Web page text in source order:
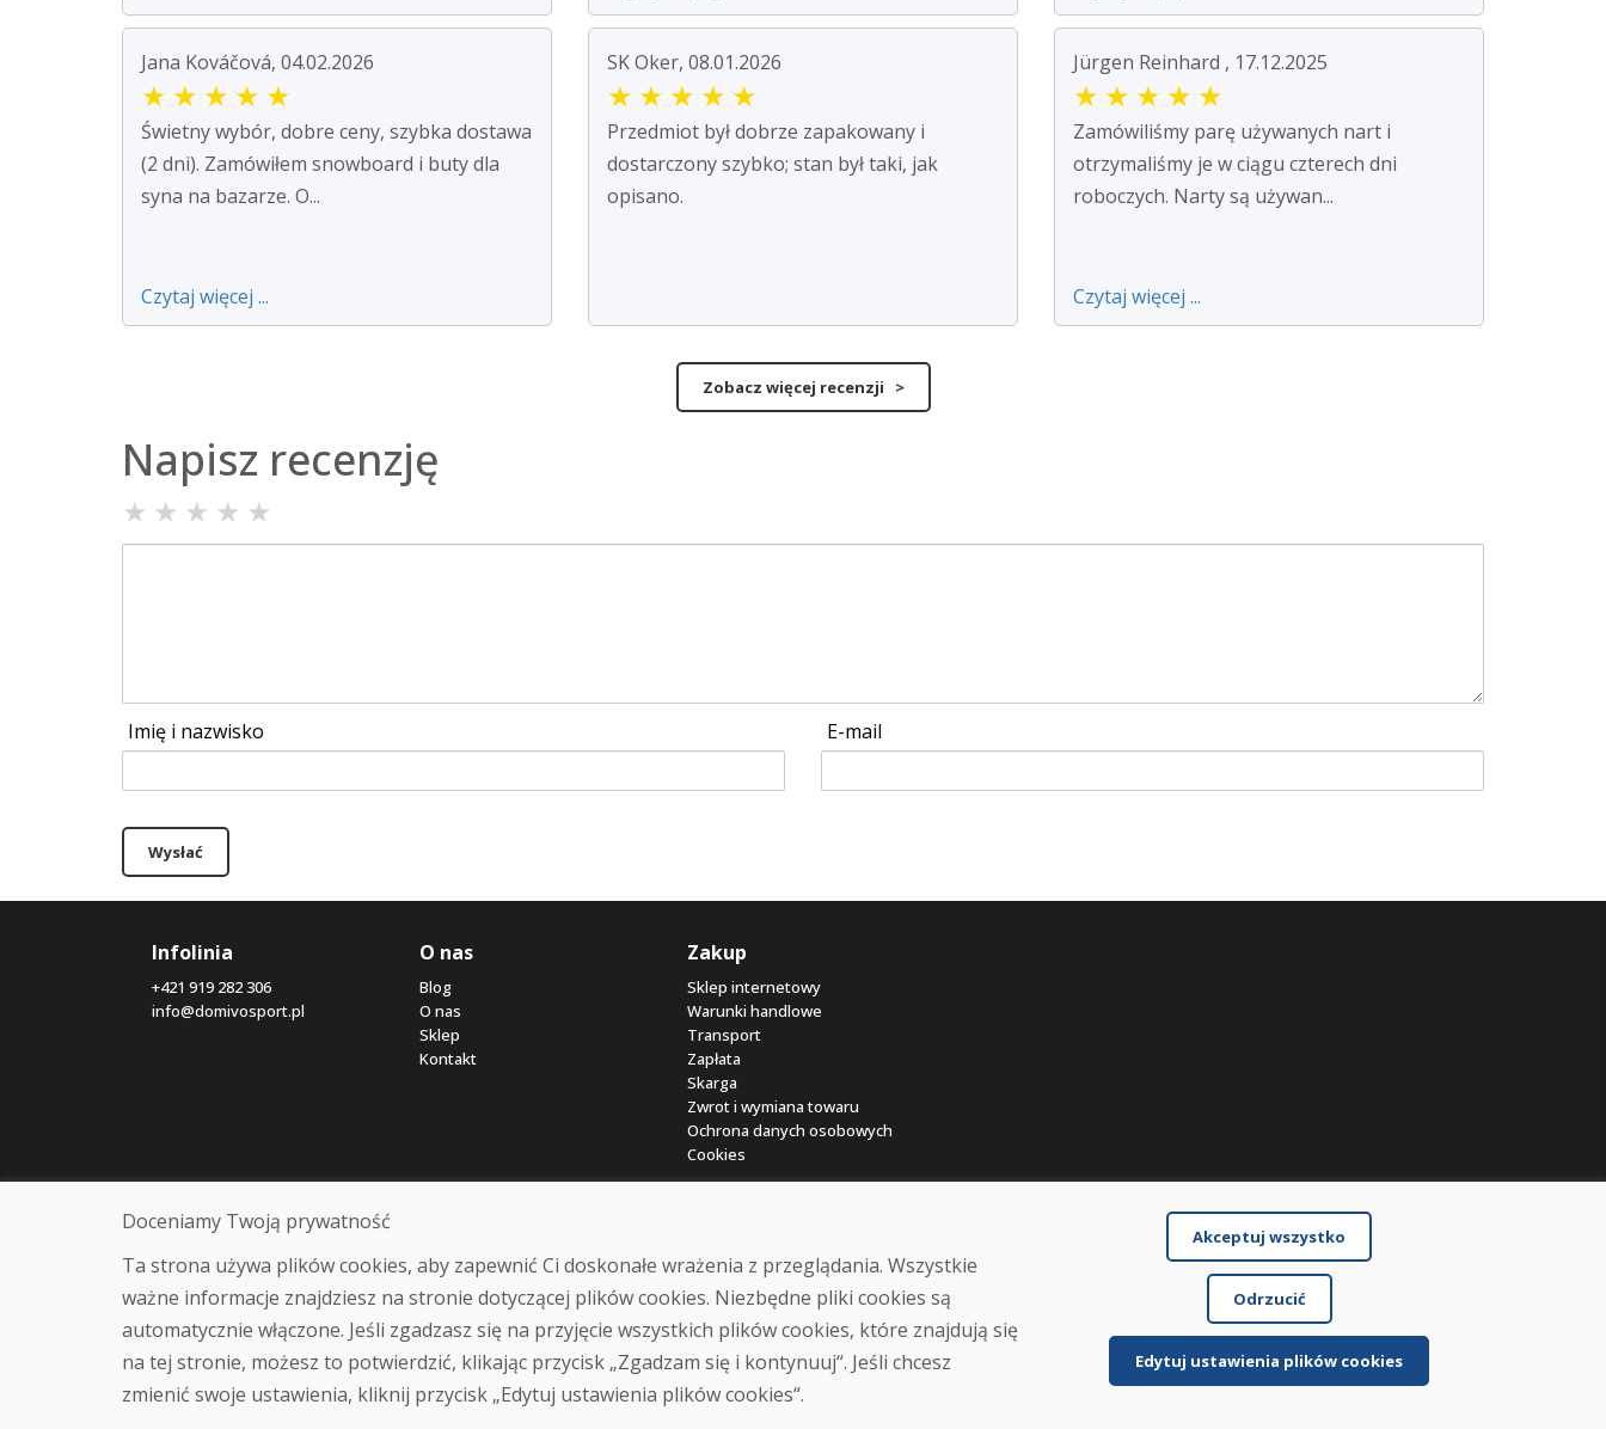
Jana Kováčová, 04.02.2026
★ ★ ★ ★ ★
Świetny wybór, dobre ceny, szybka dostawa
(2 dni). Zamówiłem snowboard i buty dla
syna na bazarze. O...
Czytaj więcej ...
SK Oker, 08.01.2026
★ ★ ★ ★ ★
Przedmiot był dobrze zapakowany i
dostarczony szybko; stan był taki, jak
opisano.
Jürgen Reinhard , 17.12.2025
★ ★ ★ ★ ★
Zamówiliśmy parę używanych nart i
otrzymaliśmy je w ciągu czterech dni
roboczych. Narty są używan...
Czytaj więcej ...
Zobacz więcej recenzji >
Napisz recenzję
★ ★ ★ ★ ★
Imię i nazwisko E-mail
Wysłać
Infolinia
+421 919 282 306
info@domivosport.pl
O nas
Blog
O nas
Sklep
Kontakt
Zakup
Sklep internetowy
Warunki handlowe
Transport
Zapłata
Skarga
Zwrot i wymiana towaru
Ochrona danych osobowych
Cookies
© DOMIVOSPORT 2026, wszystkie prawa zastrzeżone
DUFEKSOFT- tworzenie stron internetowych, tworzenie sklepów internetowych
Doceniamy Twoją prywatność
Ta strona używa plików cookies, aby zapewnić Ci doskonałe wrażenia z przeglądania. Wszystkie
ważne informacje znajdziesz na stronie dotyczącej plików cookies. Niezbędne pliki cookies są
automatycznie włączone. Jeśli zgadzasz się na przyjęcie wszystkich plików cookies, które znajdują się
na tej stronie, możesz to potwierdzić, klikając przycisk „Zgadzam się i kontynuuj“. Jeśli chcesz
zmienić swoje ustawienia, kliknij przycisk „Edytuj ustawienia plików cookies“.
Akceptuj wszystko
Odrzucić
Edytuj ustawienia plików cookies